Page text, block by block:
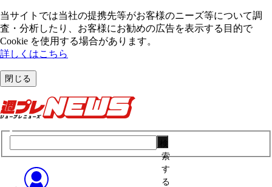
当サイトでは当社の提携先等がお客様のニーズ等について調
査・分析したり、お客様にお勧めの広告を表⽰する⽬的で
Cookie を使⽤する場合があります。
詳しくはこちら
閉じる
索
す
る